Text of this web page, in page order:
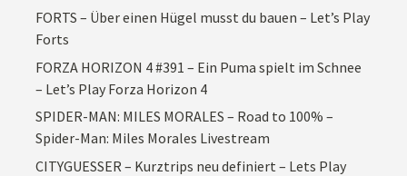
FORTS – Über einen Hügel musst du bauen – Let’s Play
Forts
FORZA HORIZON 4 #391 – Ein Puma spielt im Schnee
– Let’s Play Forza Horizon 4
SPIDER-MAN: MILES MORALES – Road to 100% –
Spider-Man: Miles Morales Livestream
CITYGUESSER – Kurztrips neu definiert – Lets Play